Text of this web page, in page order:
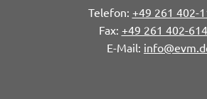
+49 261 402-
+49 261 402-